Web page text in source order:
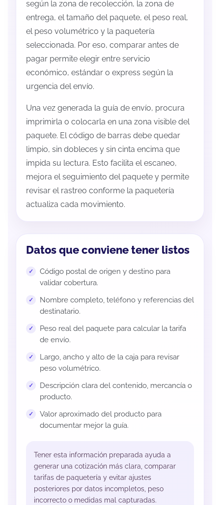
según la zona de recolección, la zona de
entrega, el tamaño del paquete, el peso real,
el peso volumétrico y la paquetería
seleccionada. Por eso, comparar antes de
pagar permite elegir entre servicio
económico, estándar o express según la
urgencia del envío.
Una vez generada la guía de envío, procura
imprimirla o colocarla en una zona visible del
paquete. El código de barras debe quedar
limpio, sin dobleces y sin cinta encima que
impida su lectura. Esto facilita el escaneo,
mejora el seguimiento del paquete y permite
revisar el rastreo conforme la paquetería
actualiza cada movimiento.
Datos que conviene tener listos
Código postal de origen y destino para
validar cobertura.
Nombre completo, teléfono y referencias del
destinatario.
Peso real del paquete para calcular la tarifa
de envío.
Largo, ancho y alto de la caja para revisar
peso volumétrico.
Descripción clara del contenido, mercancía o
producto.
Valor aproximado del producto para
documentar mejor la guía.
Tener esta información preparada ayuda a
generar una cotización más clara, comparar
tarifas de paquetería y evitar ajustes
posteriores por datos incompletos, peso
incorrecto o medidas mal capturadas.